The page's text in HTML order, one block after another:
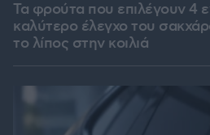
Τα φρούτα που επιλέγουν 4
καλύτερο έλεγχο του
το λίπος στην κοιλιά